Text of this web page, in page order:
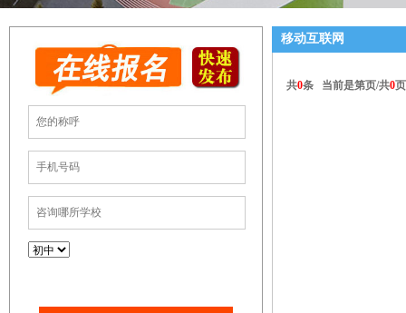
移动互联网
共0条 当前是第页/共0页